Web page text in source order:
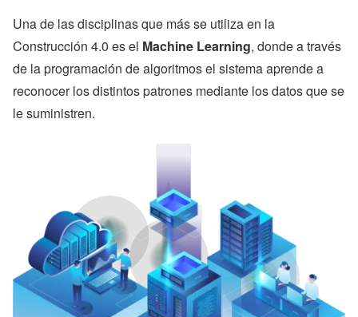
Una de las disciplinas que más se utiliza en la
Construcción 4.0 es el Machine Learning, donde a través
de la programación de algoritmos el sistema aprende a
reconocer los distintos patrones mediante los datos que se
le suministren.